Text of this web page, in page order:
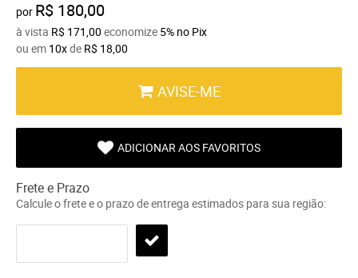
por R$ 180,00
à vista R$ 171,00 economize 5% no Pix
ou em 10xde R$ 18,00
AVISE-ME
ADICIONAR AOS FAVORITOS
Frete e Prazo
Calcule o frete e o prazo de entrega estimados para sua região: